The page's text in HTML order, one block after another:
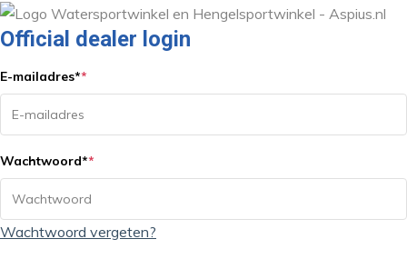
Official dealer login
E-mailadres**
Wachtwoord**
Wachtwoord vergeten?